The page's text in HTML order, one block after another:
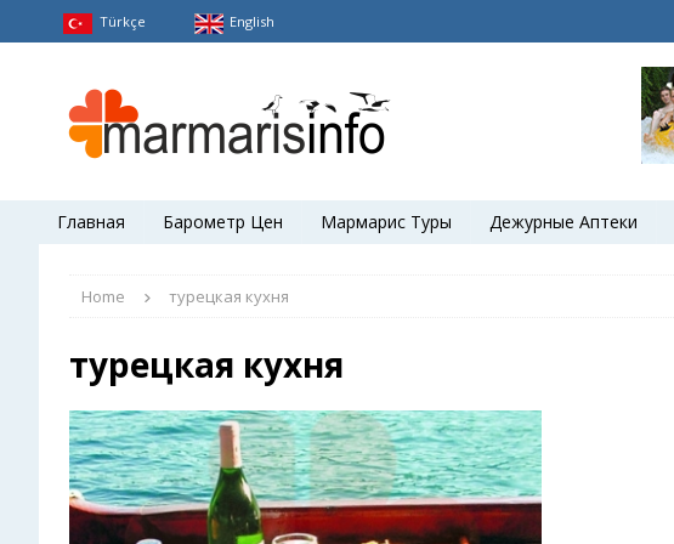
Türkçe English
Главная Барометр Цен Мармарис Туры Дежурные Аптеки
Home турецкая кухня
турецкая кухня